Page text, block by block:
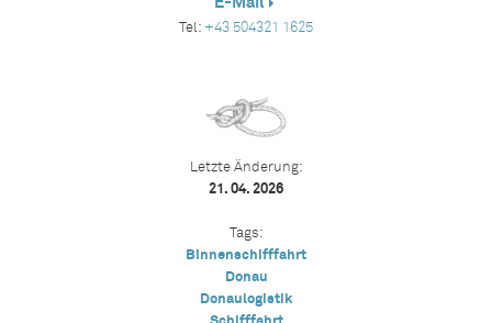
Tel: +43 504321 1625
Letzte Änderung:
21. 04. 2026
Tags:
Binnenschifffahrt
Donau
Donaulogistik